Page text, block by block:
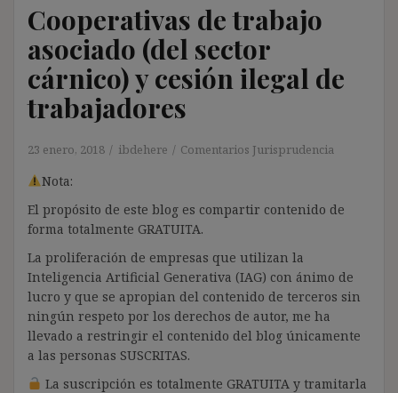
Cooperativas de trabajo
asociado (del sector
cárnico) y cesión ilegal de
trabajadores
23 enero, 2018 ibdehere Comentarios Jurisprudencia
Nota:
El propósito de este blog es compartir contenido de
forma totalmente GRATUITA.
La proliferación de empresas que utilizan la
Inteligencia Artificial Generativa (IAG) con ánimo de
lucro y que se apropian del contenido de terceros sin
ningún respeto por los derechos de autor, me ha
llevado a restringir el contenido del blog únicamente
a las personas SUSCRITAS.
La suscripción es totalmente GRATUITA y tramitarla